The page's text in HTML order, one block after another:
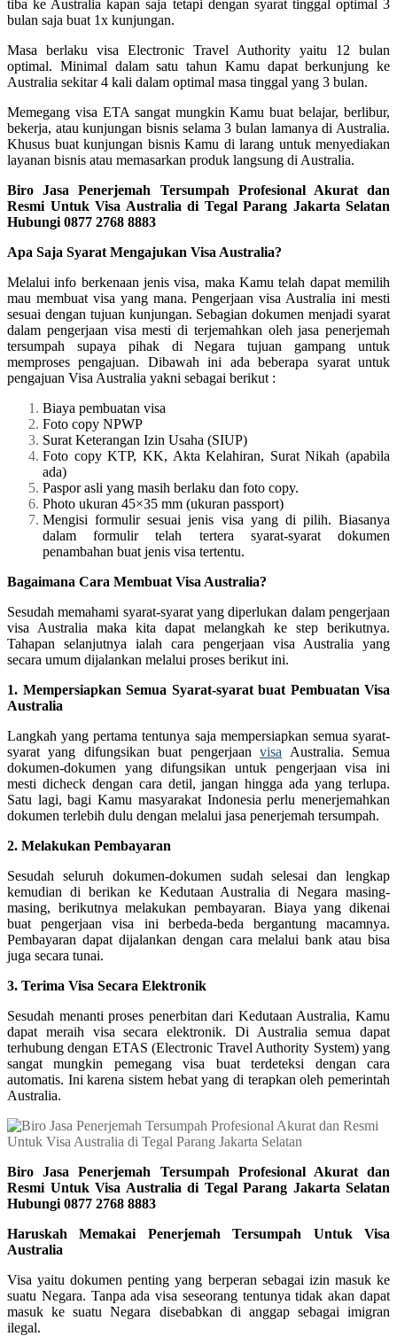
tiba ke Australia kapan saja tetapi dengan syarat tinggal optimal 3
bulan saja buat 1x kunjungan.
Masa berlaku visa Electronic Travel Authority yaitu 12 bulan
optimal. Minimal dalam satu tahun Kamu dapat berkunjung ke
Australia sekitar 4 kali dalam optimal masa tinggal yang 3 bulan.
Memegang visa ETA sangat mungkin Kamu buat belajar, berlibur,
bekerja, atau kunjungan bisnis selama 3 bulan lamanya di Australia.
Khusus buat kunjungan bisnis Kamu di larang untuk menyediakan
layanan bisnis atau memasarkan produk langsung di Australia.
Biro Jasa Penerjemah Tersumpah Profesional Akurat dan
Resmi Untuk Visa Australia di Tegal Parang Jakarta Selatan
Hubungi 0877 2768 8883
Apa Saja Syarat Mengajukan Visa Australia?
Melalui info berkenaan jenis visa, maka Kamu telah dapat memilih
mau membuat visa yang mana. Pengerjaan visa Australia ini mesti
sesuai dengan tujuan kunjungan. Sebagian dokumen menjadi syarat
dalam pengerjaan visa mesti di terjemahkan oleh jasa penerjemah
tersumpah supaya pihak di Negara tujuan gampang untuk
memproses pengajuan. Dibawah ini ada beberapa syarat untuk
pengajuan Visa Australia yakni sebagai berikut :
Biaya pembuatan visa
Foto copy NPWP
Surat Keterangan Izin Usaha (SIUP)
Foto copy KTP, KK, Akta Kelahiran, Surat Nikah (apabila
ada)
Paspor asli yang masih berlaku dan foto copy.
Photo ukuran 45×35 mm (ukuran passport)
Mengisi formulir sesuai jenis visa yang di pilih. Biasanya
dalam formulir telah tertera syarat-syarat dokumen
penambahan buat jenis visa tertentu.
Bagaimana Cara Membuat Visa Australia?
Sesudah memahami syarat-syarat yang diperlukan dalam pengerjaan
visa Australia maka kita dapat melangkah ke step berikutnya.
Tahapan selanjutnya ialah cara pengerjaan visa Australia yang
secara umum dijalankan melalui proses berikut ini.
1. Mempersiapkan Semua Syarat-syarat buat Pembuatan Visa
Australia
Langkah yang pertama tentunya saja mempersiapkan semua syarat-
syarat yang difungsikan buat pengerjaanvisa Australia. Semua
dokumen-dokumen yang difungsikan untuk pengerjaan visa ini
mesti dicheck dengan cara detil, jangan hingga ada yang terlupa.
Satu lagi, bagi Kamu masyarakat Indonesia perlu menerjemahkan
dokumen terlebih dulu dengan melalui jasa penerjemah tersumpah.
2. Melakukan Pembayaran
Sesudah seluruh dokumen-dokumen sudah selesai dan lengkap
kemudian di berikan ke Kedutaan Australia di Negara masing-
masing, berikutnya melakukan pembayaran. Biaya yang dikenai
buat pengerjaan visa ini berbeda-beda bergantung macamnya.
Pembayaran dapat dijalankan dengan cara melalui bank atau bisa
juga secara tunai.
3. Terima Visa Secara Elektronik
Sesudah menanti proses penerbitan dari Kedutaan Australia, Kamu
dapat meraih visa secara elektronik. Di Australia semua dapat
terhubung dengan ETAS (Electronic Travel Authority System) yang
sangat mungkin pemegang visa buat terdeteksi dengan cara
automatis. Ini karena sistem hebat yang di terapkan oleh pemerintah
Australia.
Biro Jasa Penerjemah Tersumpah Profesional Akurat dan
Resmi Untuk Visa Australia di Tegal Parang Jakarta Selatan
Hubungi 0877 2768 8883
Haruskah Memakai Penerjemah Tersumpah Untuk Visa
Australia
Visa yaitu dokumen penting yang berperan sebagai izin masuk ke
suatu Negara. Tanpa ada visa seseorang tentunya tidak akan dapat
masuk ke suatu Negara disebabkan di anggap sebagai imigran
ilegal.